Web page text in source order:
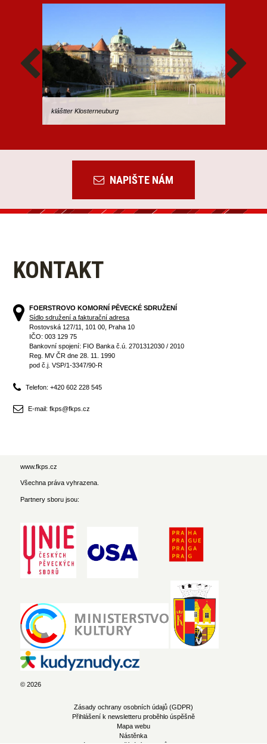
kláštter Klosterneuburg
NAPIŠTE NÁM
KONTAKT
FOERSTROVO KOMORNÍ PĚVECKÉ SDRUŽENÍ
Sídlo sdružení a fakturační adresa
Rostovská 127/11, 101 00, Praha 10
IČO: 003 129 75
Bankovní spojení: FIO Banka č.ú. 2701312030 / 2010
Reg. MV ČR dne 28. 11. 1990
pod č.j. VSP/1-3347/90-R
Telefon: +420 602 228 545
E-mail: fkps@fkps.cz
www.fkps.cz
Všechna práva vyhrazena.
Partnery sboru jsou:
© 2026
Zásady ochrany osobních údajů (GDPR)
Přihlášení k newsletteru proběhlo úspěšně
Mapa webu
Nástěnka